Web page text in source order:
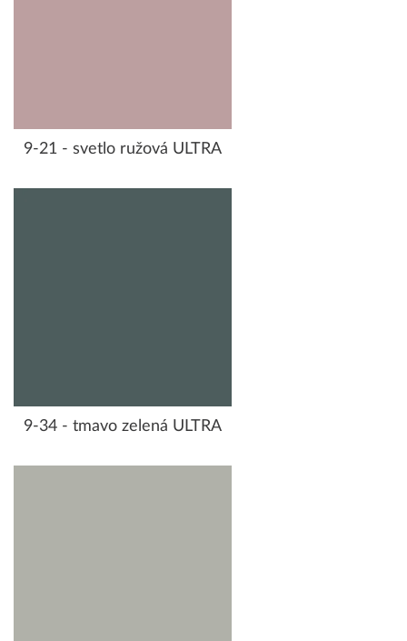
9-21 - svetlo ružová ULTRA
9-34 - tmavo zelená ULTRA